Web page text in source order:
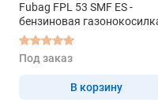
Fubag FPL 53 SMF ES -
бензиновая
самоходная
Под заказ
В корзину